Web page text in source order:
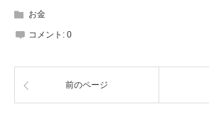
お金
コメント: 0
前のページ